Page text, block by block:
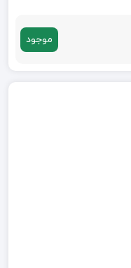
موجود